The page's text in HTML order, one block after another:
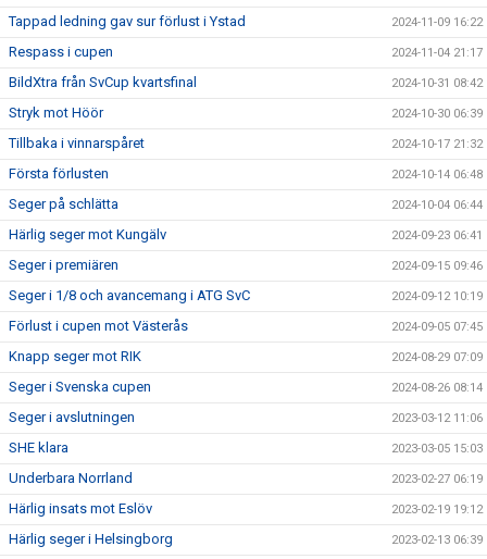
Tappad ledning gav sur förlust i Ystad 2024-11-09 16:22
Respass i cupen 2024-11-04 21:17
BildXtra från SvCup kvartsfinal 2024-10-31 08:42
Stryk mot Höör 2024-10-30 06:39
Tillbaka i vinnarspåret 2024-10-17 21:32
Första förlusten 2024-10-14 06:48
Seger på schlätta 2024-10-04 06:44
Härlig seger mot Kungälv 2024-09-23 06:41
Seger i premiären 2024-09-15 09:46
Seger i 1/8 och avancemang i ATG SvC 2024-09-12 10:19
Förlust i cupen mot Västerås 2024-09-05 07:45
Knapp seger mot RIK 2024-08-29 07:09
Seger i Svenska cupen 2024-08-26 08:14
Seger i avslutningen 2023-03-12 11:06
SHE klara 2023-03-05 15:03
Underbara Norrland 2023-02-27 06:19
Härlig insats mot Eslöv 2023-02-19 19:12
Härlig seger i Helsingborg 2023-02-13 06:39